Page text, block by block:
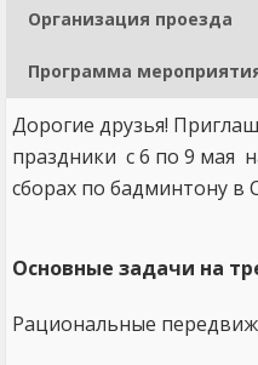
Организация проезда
Программа
Дорогие друзья!
праздники с 6 по 9 мая
сборах по бадминтону в
Основные задачи на
Рациональные